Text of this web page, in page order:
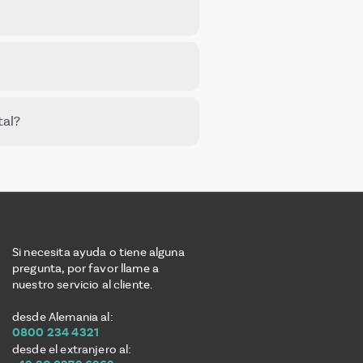
público de salud y del
fino. Si elige el proceso
Si necesita ayuda o tiene alguna
pregunta, por favor llame a
nuestro servicio al cliente.
desde Alemania al:
0800 234 4321
desde el extranjero al: